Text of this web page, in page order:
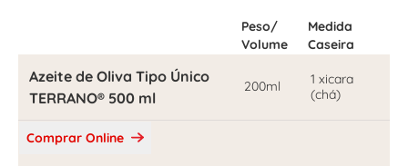
Peso/
Volume
Medida
Caseira
Azeite de Oliva Tipo Único
TERRANO® 500 ml
200ml
1 xicara
(chá)
Comprar Online